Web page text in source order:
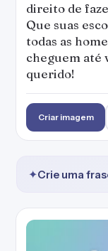
direito de
Que suas
todas as
cheguem até
querido!
Criar imagem
✦Crie uma